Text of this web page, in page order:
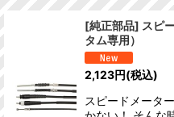
[純正部品] スピ
タム専用）
2,123円(税込)
スピードメータ